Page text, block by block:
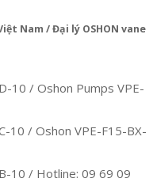
Nam / Đại lý OSHON vane
10 / Oshon Pumps VPE-
10 / Oshon VPE-F15-BX-
10 / Hotline: 09 69 09